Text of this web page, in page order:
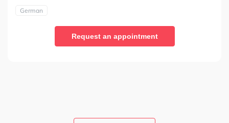
German
Request an appointment